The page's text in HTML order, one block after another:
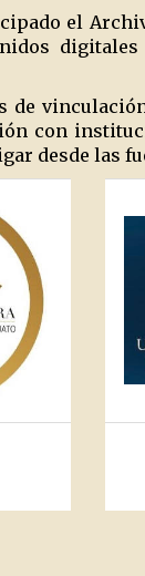
el
digitales
con
desde las